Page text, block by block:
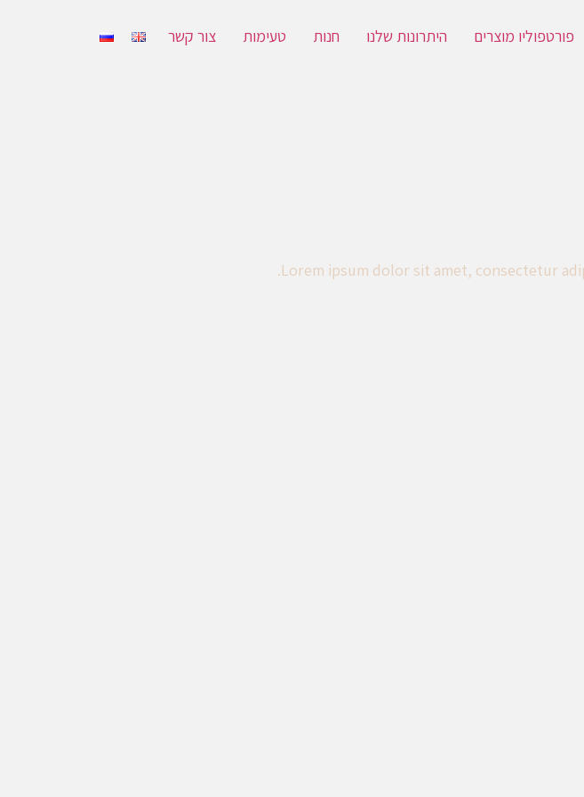
פורטפוליו מוצרים היתרונות שלנו חנות טעימות צור קשר
Lorem ipsum dolor sit amet, consectetur